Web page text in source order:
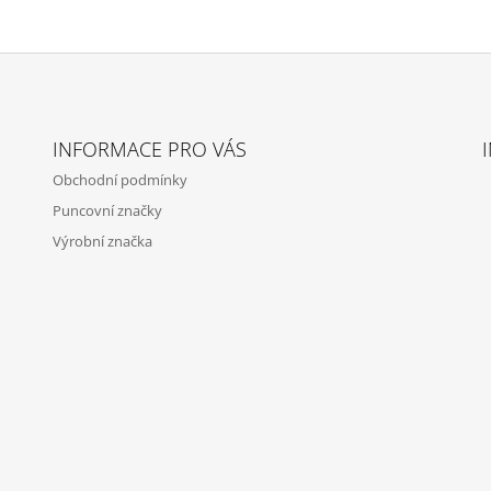
INFORMACE PRO VÁS
Obchodní podmínky
Puncovní značky
Výrobní značka